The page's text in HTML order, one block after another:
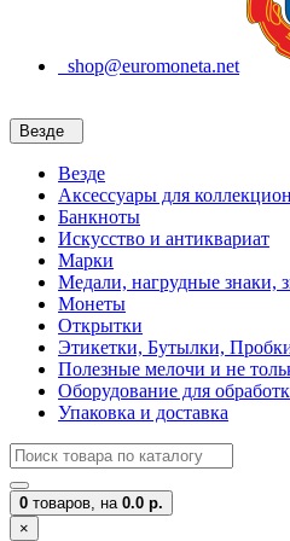
shop@euromoneta.net
Везде
Везде
Аксессуары для
Банкноты
Искусство и антиквариат
Марки
Медали, нагрудные знаки,
Монеты
Открытки
Этикетки, Бутылки,
Полезные мелочи и не
Оборудование для
Упаковка и доставка
0 товаров, на 0.0 р.
×